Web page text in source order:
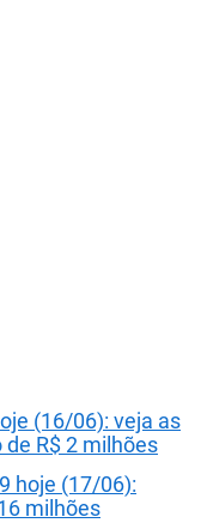
(16/06): veja as
R$ 2 milhões
hoje (17/06):
milhões